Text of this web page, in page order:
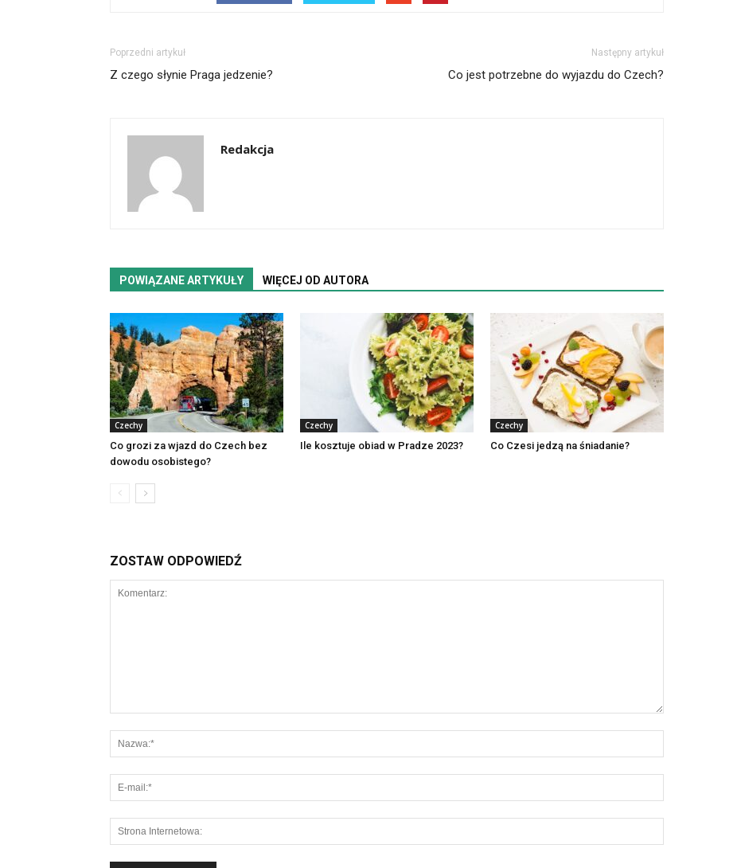
Poprzedni artykuł
Z czego słynie Praga jedzenie?
Następny artykuł
Co jest potrzebne do wyjazdu do Czech?
Redakcja
POWIĄZANE ARTYKUŁY WIĘCEJ OD AUTORA
Czechy
Co grozi za wjazd do Czech bez
dowodu osobistego?
Czechy
Ile kosztuje obiad w Pradze 2023?
Czechy
Co Czesi jedzą na śniadanie?
ZOSTAW ODPOWIEDŹ